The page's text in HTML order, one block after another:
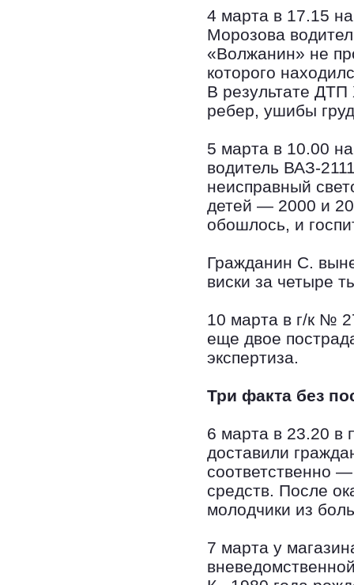
4 марта в 17.15
Морозова
«Волжанин» не
которого
В результате ДТП
ребер, ушибы
5 марта в 10.00
водитель ВАЗ-
неисправный
детей — 2000 и
обошлось, и
Гражданин С.
виски за четыре
10 марта в г/к №
еще двое
экспертиза.
Три факта без
6 марта в 23.20 в
доставили
соответственно
средств. После
молодчики из
7 марта у